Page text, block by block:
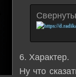
6. Характер.
Ну что